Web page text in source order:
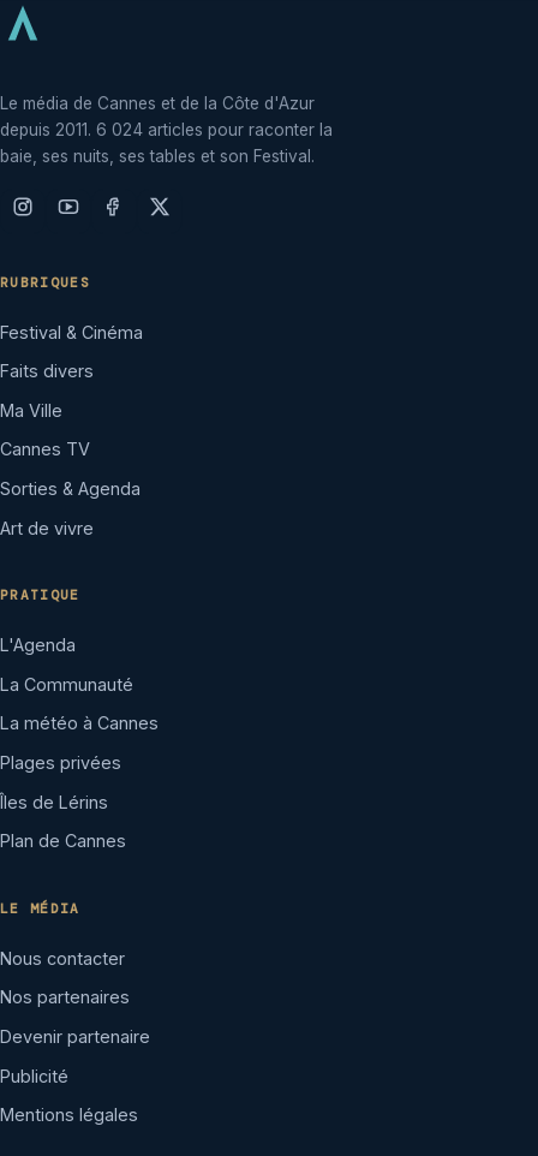
Le média de Cannes et de la Côte d'Azur
depuis 2011. 6 024 articles pour raconter la
baie, ses nuits, ses tables et son Festival.
RUBRIQUES
Festival & Cinéma
Faits divers
Ma Ville
Cannes TV
Sorties & Agenda
Art de vivre
PRATIQUE
L'Agenda
La Communauté
La météo à Cannes
Plages privées
Îles de Lérins
Plan de Cannes
LE MÉDIA
Nous contacter
Nos partenaires
Devenir partenaire
Publicité
Mentions légales